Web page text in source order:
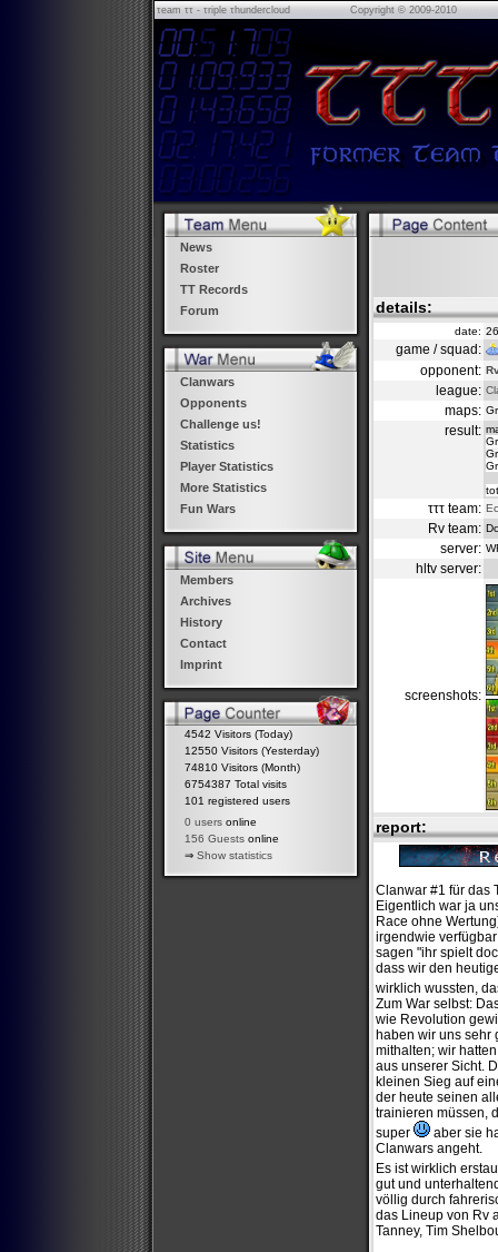
τeam ττ - τriple τhundercloud Copyright © 2009-2010
News
Roster
TT Records
Forum
Clanwars
Opponents
Challenge us!
Statistics
Player Statistics
More Statistics
Fun Wars
Members
Archives
History
Contact
Imprint
4542 Visitors (Today)
12550 Visitors (Yesterday)
74810 Visitors (Month)
6754387 Total visits
101 registered users
0 users online
156 Guests online
⇒ Show statistics
details:
date:
game / squad:
opponent:
league:
maps:
result:
τττ team:
Rv team:
server:
hltv server:
screenshots:
report:
Clanwar #1 für das
Eigentlich war ja
Race ohne
irgendwie
sagen "ihr spielt
dass wir den
wirklich wussten,
Zum War selbst:
wie Revolution
haben wir uns sehr
mithalten; wir
aus unserer Sicht.
kleinen Sieg auf
der heute seinen
trainieren müssen,
super
aber sie
Clanwars angeht.
Es ist wirklich
gut und
völlig durch
das Lineup von Rv
Tanney, Tim